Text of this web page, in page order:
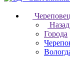
Череповец
Назад
Города